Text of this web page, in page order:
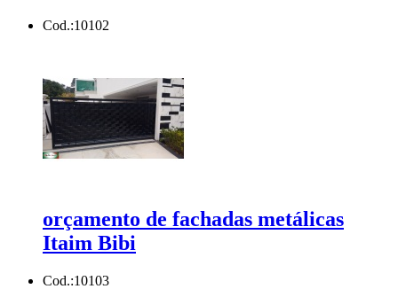
Cod.:10102
orçamento de fachadas metálicas
Itaim Bibi
Cod.:10103